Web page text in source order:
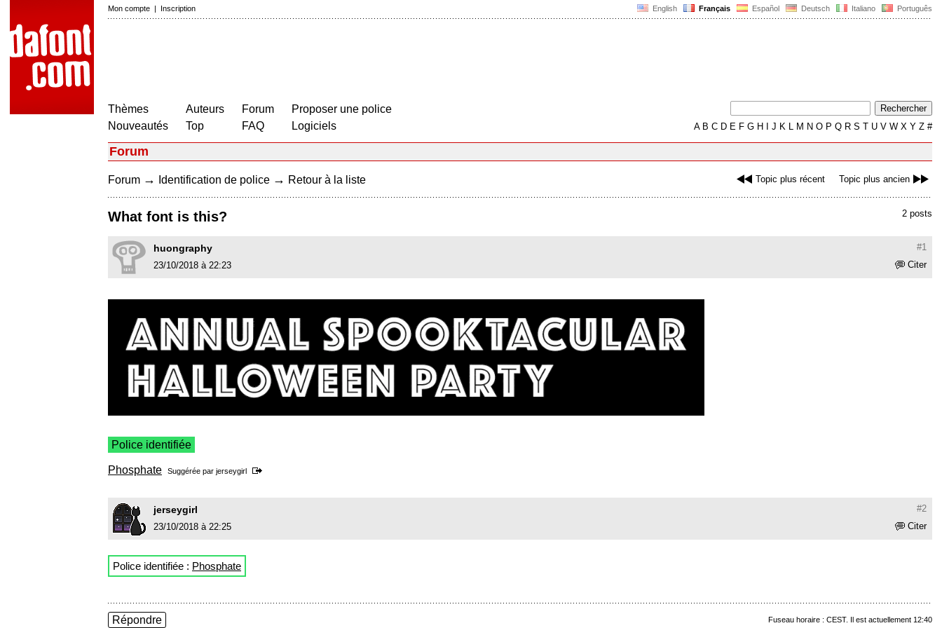
English Français Español Deutsch Italiano Português
Mon compte | Inscription
Thèmes
Nouveautés
Auteurs
Top
Forum
FAQ
Proposer une police
Logiciels
AB C D E F G H J K L M N O P Q R S T U V W X Y Z #
Forum
Topic plus récent Topic plus ancien
Forum → Identification de police → Retour à la liste
2 posts
What font is this?
#1
huongraphy
Citer
23/10/2018 à 22:23
Police identifiée
Phosphate Suggérée par jerseygirl
#2
jerseygirl
Citer
23/10/2018 à 22:25
Police identifiée : Phosphate
Fuseau horaire : CEST. Il est actuellement 12:40
Répondre